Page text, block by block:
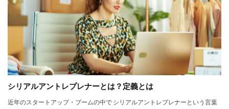
シリアルアントレプレナーとは？定義とは
近年のスタートアップ・ブームの中で シリアルアントレプレナーという言葉